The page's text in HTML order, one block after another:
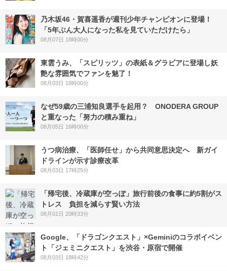
乃木坂46・賀喜遥香が週刊少年チャンピオンに登場！
「5年ぶん大人になった私を見ていただけたら」
08月07日 18時00分
東雲うみ、「スピリッツ」の表紙＆グラビアに登場し妖
艶な雰囲気でファンを魅了！
08月03日 18時00分
なぜ59歳の三浦知良選手を起用？ ONODERA GROUP
と重なった「努力の積み重ね」
08月05日 16時00分
うつ病治療、「医師任せ」から共同意思決定へ 新ガイ
ドラインが示す診療改革
08月03日 17時25分
「帰宅後、冷蔵庫が空っぽ」旅行前後の食事に約5割がス
トレス 負担を減らす賢い方法
08月01日 20時33分
Google、「ドラゴンクエスト」×Geminiのコラボイベン
ト「ジェミニクエスト」を渋谷・原宿で開催
08月03日 18時42分